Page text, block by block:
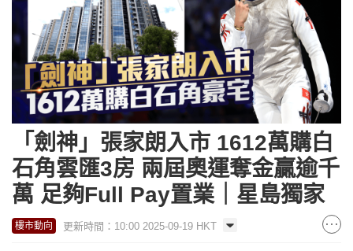
「劍神」張家朗入市 1612萬購白
石角雲匯3房 兩屆奧運奪金贏逾千
萬 足夠Full Pay置業｜星島獨家
樓市動向 更新時間：10:00 2025-09-19 HKT